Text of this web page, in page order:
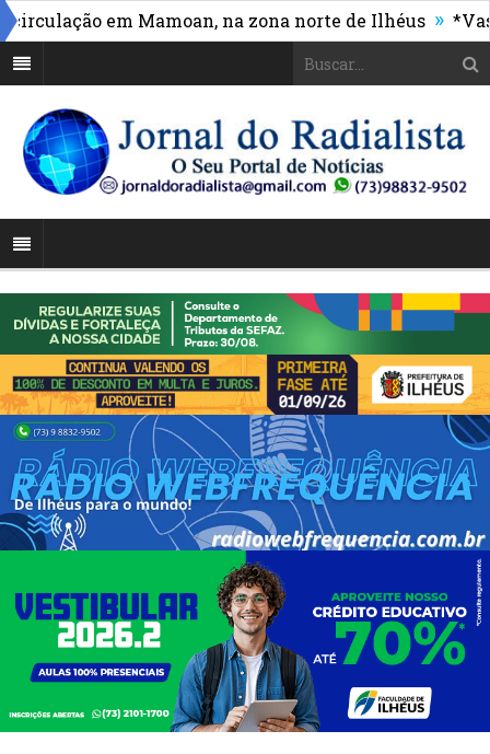
em Mamoan, na zona norte de Ilhéus » *Vasco